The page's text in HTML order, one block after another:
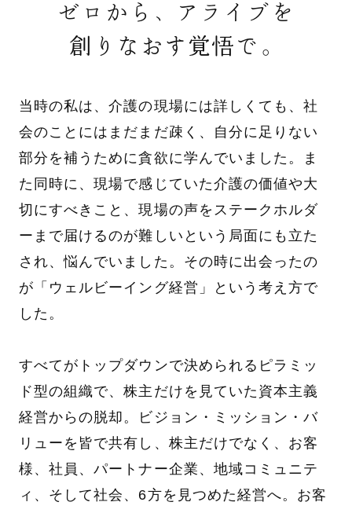
ゼロから、アライブを
創りなおす覚悟で。
当時の私は、介護の現場には詳しくても、社
会のことにはまだまだ疎く、自分に足りない
部分を補うために貪欲に学んでいました。ま
た同時に、現場で感じていた介護の価値や大
切にすべきこと、現場の声をステークホルダ
ーまで届けるのが難しいという局面にも立た
され、悩んでいました。その時に出会ったの
が「ウェルビーイング経営」という考え方で
した。
すべてがトップダウンで決められるピラミッ
ド型の組織で、株主だけを見ていた資本主義
経営からの脱却。ビジョン・ミッション・バ
リューを皆で共有し、株主だけでなく、お客
様、社員、パートナー企業、地域コミュニテ
ィ、そして社会、6方を見つめた経営へ。お客